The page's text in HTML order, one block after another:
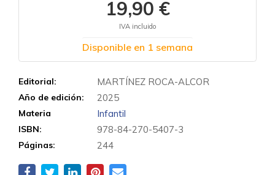
19,90 €
IVA incluido
Disponible en 1 semana
Editorial: MARTÍNEZ ROCA-ALCOR
Año de edición: 2025
Materia Infantil
ISBN: 978-84-270-5407-3
Páginas: 244